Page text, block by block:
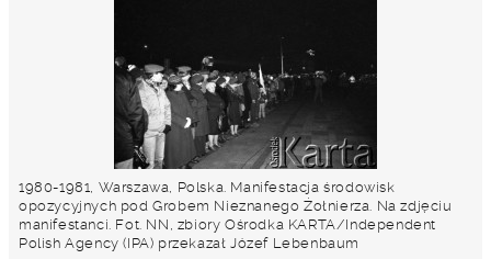
1980-1981, Warszawa, Polska. Manifestacja środowisk
opozycyjnych pod Grobem Nieznanego Żołnierza. Na zdjęciu
manifestanci. Fot. NN, zbiory Ośrodka KARTA/Independent
Polish Agency (IPA) przekazał Józef Lebenbaum